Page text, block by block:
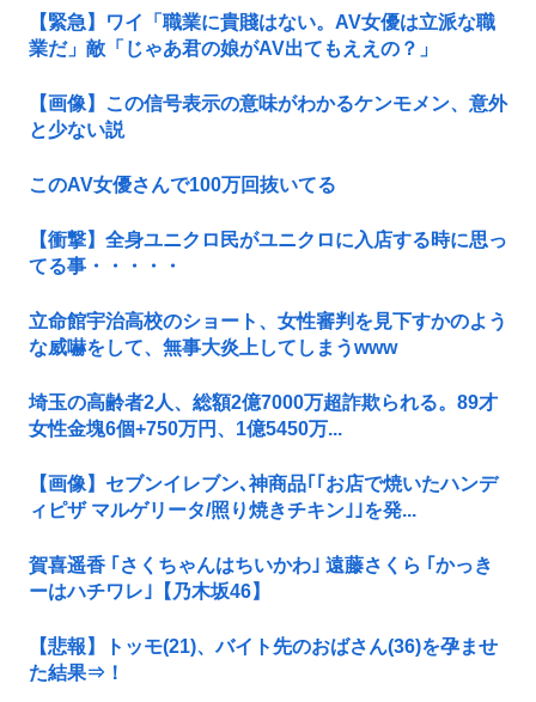
【緊急】ワイ「職業に貴賤はない。AV女優は立派な職
業だ」敵「じゃあ君の娘がAV出てもええの？」
【画像】この信号表示の意味がわかるケンモメン、意外
と少ない説
このAV女優さんで100万回抜いてる
【衝撃】全身ユニクロ民がユニクロに入店する時に思っ
てる事・・・・・
立命館宇治高校のショート、女性審判を見下すかのよう
な威嚇をして、無事大炎上してしまうwww
埼玉の高齢者2人、総額2億7000万超詐欺られる。89才
女性金塊6個+750万円、1億5450万...
【画像】セブンイレブン､神商品｢｢お店で焼いたハンデ
ィピザ マルゲリータ/照り焼きチキン｣｣を発...
賀喜遥香 ｢さくちゃんはちいかわ｣ 遠藤さくら ｢かっき
ーはハチワレ｣【乃木坂46】
【悲報】トッモ(21)、バイト先のおばさん(36)を孕ませ
た結果⇒！